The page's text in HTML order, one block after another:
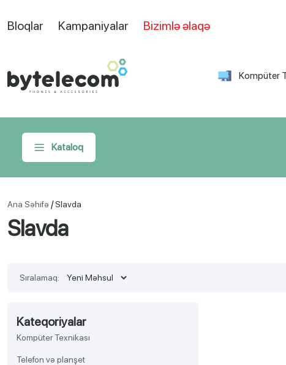
Bloqlar Kampaniyalar Bizimlə əlaqə
Kompüter
Kataloq
Ana Səhifə /Slavda
Slavda
Sıralamaq:
Kateqoriyalar
Kompüter Texnikası
Telefon və planşet